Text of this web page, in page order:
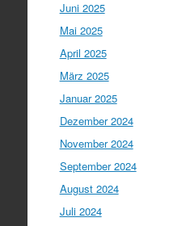
Juni 2025
Mai 2025
April 2025
März 2025
Januar 2025
Dezember 2024
November 2024
September 2024
August 2024
Juli 2024